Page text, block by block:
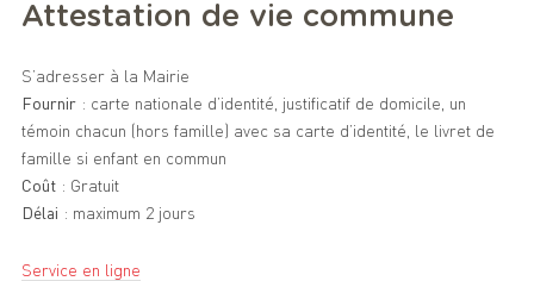
Attestation de vie commune
S’adresser à la Mairie
Fournir: carte nationale d’identité, justificatif de domicile, un
témoin chacun (hors famille) avec sa carte d’identité, le livret de
famille si enfant en commun
Coût: Gratuit
Délai : maximum 2 jours
Service en ligne